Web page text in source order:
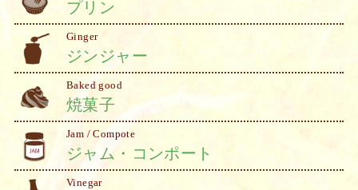
プリン
Ginger
ジンジャー
Baked good
焼菓子
Jam / Compote
ジャム・コンポート
Vinegar